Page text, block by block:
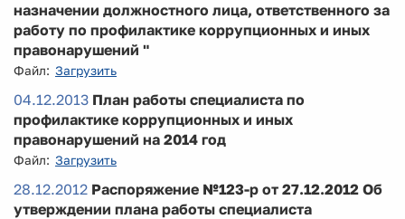
назначении должностного лица, ответственного за
работу по профилактике коррупционных и иных
правонарушений "
Файл: Загрузить
04.12.2013 План работы специалиста по
профилактике коррупционных и иных
правонарушений на 2014 год
Файл: Загрузить
28.12.2012 Распоряжение №123-р от 27.12.2012 Об
утверждении плана работы специалиста